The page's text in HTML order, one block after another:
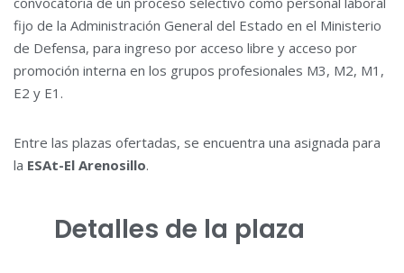
fijo de la Administración General del Estado en el Ministerio
de Defensa, para ingreso por acceso libre y acceso por
promoción interna en los grupos profesionales M3, M2, M1,
E2 y E1.
Entre las plazas ofertadas, se encuentra una asignada para
la ESAt-El Arenosillo.
Detalles de la plaza